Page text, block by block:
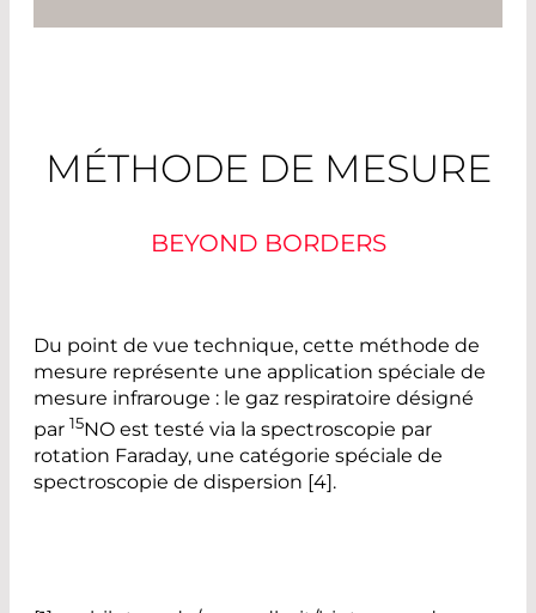
MÉTHODE DE MESURE
BEYOND BORDERS
Du point de vue technique, cette méthode de
mesure représente une application spéciale de
mesure infrarouge : le gaz respiratoire désigné
par 15NO est testé via la spectroscopie par
rotation Faraday, une catégorie spéciale de
spectroscopie de dispersion [4].